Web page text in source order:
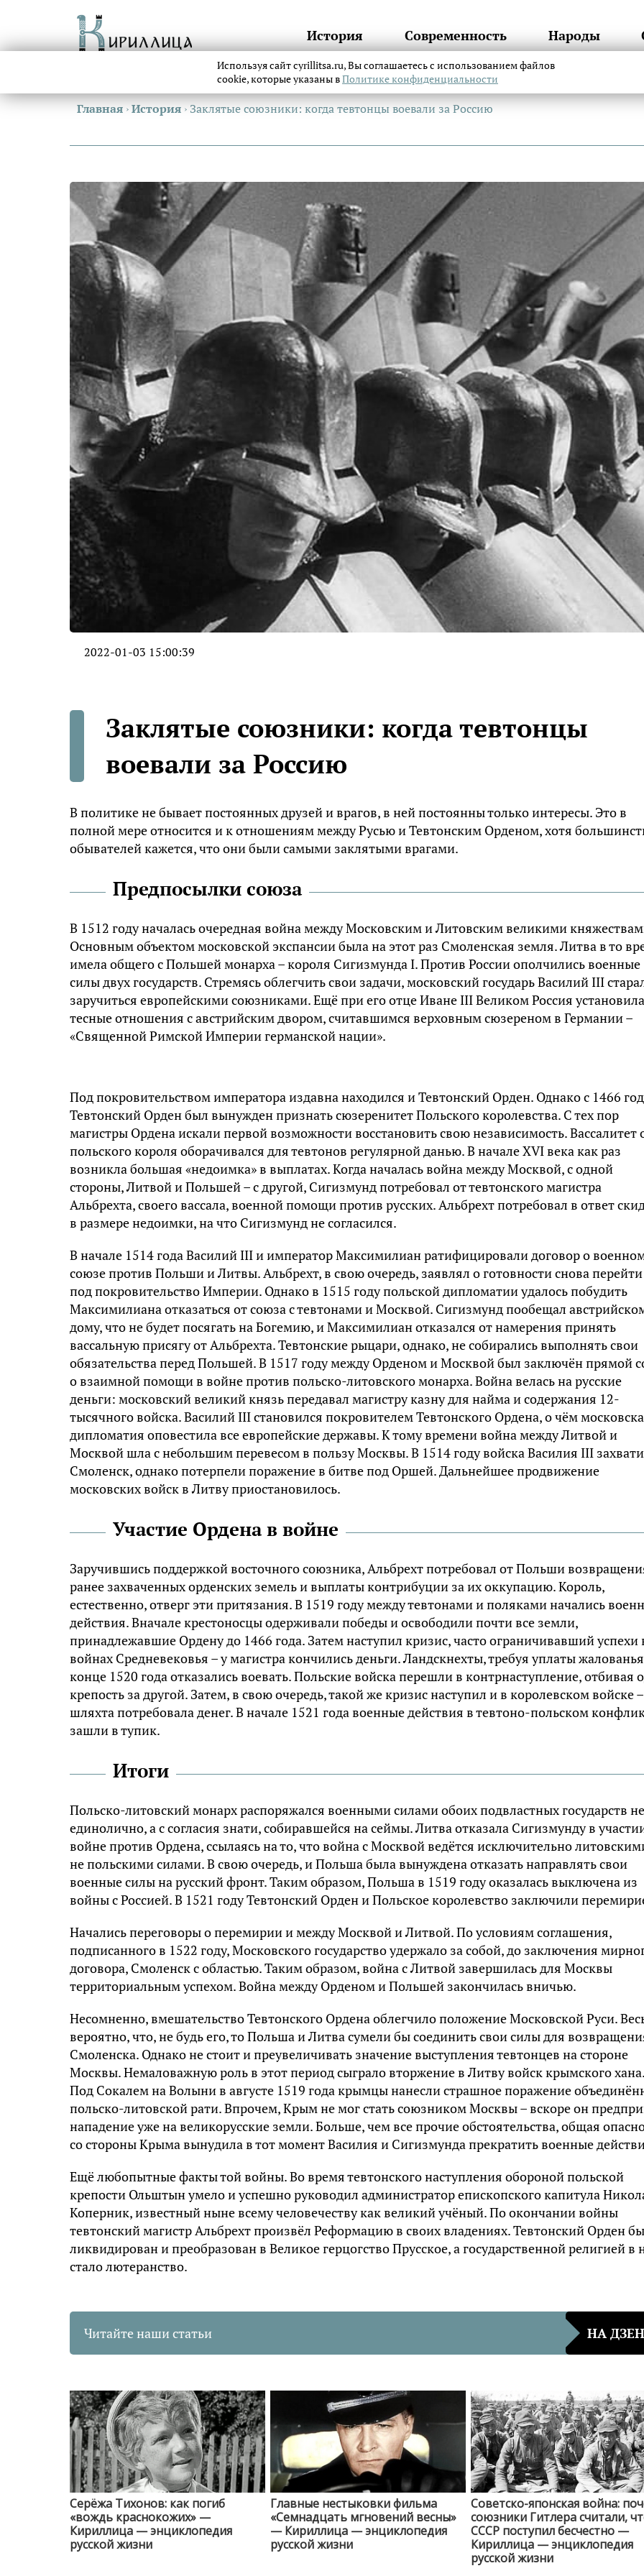
История Современность Народы
Главная ›История › Заклятые союзники: когда тевтонцы воевали за Россию
2022-01-03 15:00:39
Заклятые союзники: когда тевтонцы
воевали за Россию
В политике не бывает постоянных друзей и врагов, в ней постоянны только интересы. Это в
полной мере относится и к отношениям между Русью и Тевтонским Орденом, хотя
обывателей кажется, что они были самыми заклятыми врагами.
Предпосылки союза
В 1512 году началась очередная война между Московским и Литовским великими
Основным объектом московской экспансии была на этот раз Смоленская земля. Литва в то
имела общего с Польшей монарха – короля Сигизмунда I. Против России ополчились военные
силы двух государств. Стремясь облегчить свои задачи, московский государь Василий III
заручиться европейскими союзниками. Ещё при его отце Иване III Великом Россия установила
тесные отношения с австрийским двором, считавшимся верховным сюзереном в Германии –
«Священной Римской Империи германской нации».
Под покровительством императора издавна находился и Тевтонский Орден. Однако с 1466
Тевтонский Орден был вынужден признать сюзеренитет Польского королевства. С тех пор
магистры Ордена искали первой возможности восстановить свою независимость. Вассалитет
польского короля оборачивался для тевтонов регулярной данью. В начале XVI века как раз
возникла большая «недоимка» в выплатах. Когда началась война между Москвой, с одной
стороны, Литвой и Польшей – с другой, Сигизмунд потребовал от тевтонского магистра
Альбрехта, своего вассала, военной помощи против русских. Альбрехт потребовал в ответ
в размере недоимки, на что Сигизмунд не согласился.
В начале 1514 года Василий III и император Максимилиан ратифицировали договор о
союзе против Польши и Литвы. Альбрехт, в свою очередь, заявлял о готовности снова перейти
под покровительство Империи. Однако в 1515 году польской дипломатии удалось побудить
Максимилиана отказаться от союза с тевтонами и Москвой. Сигизмунд пообещал
дому, что не будет посягать на Богемию, и Максимилиан отказался от намерения принять
вассальную присягу от Альбрехта. Тевтонские рыцари, однако, не собирались выполнять свои
обязательства перед Польшей. В 1517 году между Орденом и Москвой был заключён прямой
о взаимной помощи в войне против польско-литовского монарха. Война велась на русские
деньги: московский великий князь передавал магистру казну для найма и содержания 12-
тысячного войска. Василий III становился покровителем Тевтонского Ордена, о чём
дипломатия оповестила все европейские державы. К тому времени война между Литвой и
Москвой шла с небольшим перевесом в пользу Москвы. В 1514 году войска Василия III
Смоленск, однако потерпели поражение в битве под Оршей. Дальнейшее продвижение
московских войск в Литву приостановилось.
Участие Ордена в войне
Заручившись поддержкой восточного союзника, Альбрехт потребовал от Польши
ранее захваченных орденских земель и выплаты контрибуции за их оккупацию. Король,
естественно, отверг эти притязания. В 1519 году между тевтонами и поляками начались
действия. Вначале крестоносцы одерживали победы и освободили почти все земли,
принадлежавшие Ордену до 1466 года. Затем наступил кризис, часто ограничивавший успехи
войнах Средневековья – у магистра кончились деньги. Ландскнехты, требуя уплаты
конце 1520 года отказались воевать. Польские войска перешли в контрнаступление, отбивая
крепость за другой. Затем, в свою очередь, такой же кризис наступил и в королевском войске –
шляхта потребовала денег. В начале 1521 года военные действия в тевтоно-польском
зашли в тупик.
Итоги
Польско-литовский монарх распоряжался военными силами обоих подвластных государств не
единолично, а с согласия знати, собиравшейся на сеймы. Литва отказала Сигизмунду в
войне против Ордена, ссылаясь на то, что война с Москвой ведётся исключительно
не польскими силами. В свою очередь, и Польша была вынуждена отказать направлять свои
военные силы на русский фронт. Таким образом, Польша в 1519 году оказалась выключена из
войны с Россией. В 1521 году Тевтонский Орден и Польское королевство заключили
Начались переговоры о перемирии и между Москвой и Литвой. По условиям соглашения,
подписанного в 1522 году, Московского государство удержало за собой, до заключения
договора, Смоленск с областью. Таким образом, война с Литвой завершилась для Москвы
территориальным успехом. Война между Орденом и Польшей закончилась вничью.
Несомненно, вмешательство Тевтонского Ордена облегчило положение Московской Руси.
вероятно, что, не будь его, то Польша и Литва сумели бы соединить свои силы для
Смоленска. Однако не стоит и преувеличивать значение выступления тевтонцев на стороне
Москвы. Немаловажную роль в этот период сыграло вторжение в Литву войск крымского хана.
Под Сокалем на Волыни в августе 1519 года крымцы нанесли страшное поражение
польско-литовской рати. Впрочем, Крым не мог стать союзником Москвы – вскоре он
нападение уже на великорусские земли. Больше, чем все прочие обстоятельства, общая
со стороны Крыма вынудила в тот момент Василия и Сигизмунда прекратить военные
Ещё любопытные факты той войны. Во время тевтонского наступления обороной польской
крепости Ольштын умело и успешно руководил администратор епископского капитула
Коперник, известный ныне всему человечеству как великий учёный. По окончании войны
тевтонский магистр Альбрехт произвёл Реформацию в своих владениях. Тевтонский Орден
ликвидирован и преобразован в Великое герцогство Прусское, а государственной религией в
стало лютеранство.
Читайте наши статьи НА ДЗЕН
Серёжа Тихонов: как погиб
«вождь краснокожих» —
Кириллица — энциклопедия
русской жизни
Главные нестыковки фильма
«Семнадцать мгновений весны»
— Кириллица — энциклопедия
русской жизни
Советско-японская война:
союзники Гитлера считали,
СССР поступил бесчестно —
Кириллица — энциклопедия
русской жизни
Используя сайт cyrillitsa.ru, Вы соглашаетесь с использованием файлов
cookie, которые указаны вПолитике конфиденциальности